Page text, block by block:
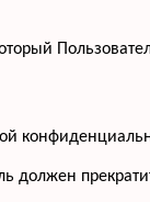
должен